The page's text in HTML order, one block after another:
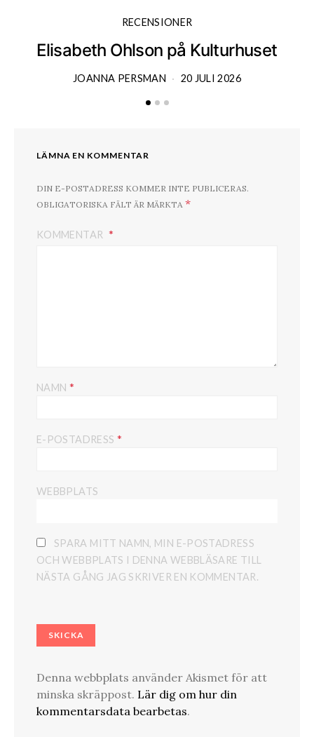
RECENSIONER
Elisabeth Ohlson på Kulturhuset
JOANNA PERSMAN 20 JULI 2026
LÄMNA EN KOMMENTAR
DIN E-POSTADRESS KOMMER INTE PUBLICERAS.
OBLIGATORISKA FÄLT ÄR MÄRKTA *
KOMMENTAR
NAMN *
E-POSTADRESS *
WEBBPLATS
SPARA MITT NAMN, MIN E-POSTADRESS
OCH WEBBPLATS I DENNA WEBBLÄSARE TILL
NÄSTA GÅNG JAG SKRIVER EN KOMMENTAR.
Denna webbplats använder Akismet för att
minska skräppost. Lär dig om hur din
kommentarsdata bearbetas.